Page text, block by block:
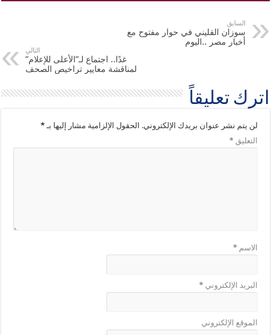
السابق
سوزان القليني في حوار مفتوح مع
أخبار مصر ..اليوم
التالي
غدًا.. اجتماع لـ”الأعلى للإعلام”
لمناقشة معايير تراخيص الصحف
اترك تعليقاً
لن يتم نشر عنوان بريدك الإلكتروني. الحقول الإلزامية مشار إليها بـ*
التعليق*
الاسم*
البريد الإلكتروني*
الموقع الإلكتروني